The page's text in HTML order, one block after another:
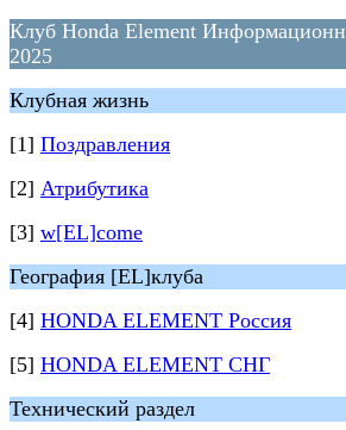
Клуб Honda Element
2025
Клубная жизнь
[1] Поздравления
[2] Атрибутика
[3] w[EL]come
География [EL]клуба
[4] HONDA ELEMENT Россия
[5] HONDA ELEMENT СНГ
Технический раздел